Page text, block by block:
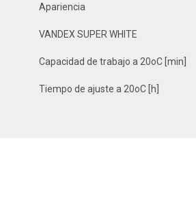
Apariencia
VANDEX SUPER WHITE
Capacidad de trabajo a 20oC [min]
Tiempo de ajuste a 20oC [h]